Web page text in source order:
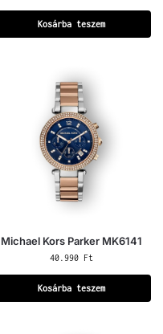
Kosárba teszem
Michael Kors Parker MK6141
40.990 Ft
Kosárba teszem